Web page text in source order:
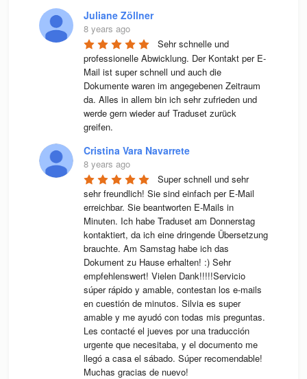
Juliane Zöllner
8 years ago
Sehr schnelle und
professionelle Abwicklung. Der Kontakt per E-
Mail ist super schnell und auch die
Dokumente waren im angegebenen Zeitraum
da. Alles in allem bin ich sehr zufrieden und
werde gern wieder auf Traduset zurück
greifen.
Cristina Vara Navarrete
8 years ago
Super schnell und sehr
sehr freundlich! Sie sind einfach per E-Mail
erreichbar. Sie beantworten E-Mails in
Minuten. Ich habe Traduset am Donnerstag
kontaktiert, da ich eine dringende Übersetzung
brauchte. Am Samstag habe ich das
Dokument zu Hause erhalten! :) Sehr
empfehlenswert! Vielen Dank!!!!!Servicio
súper rápido y amable, contestan los e-mails
en cuestión de minutos. Silvia es super
amable y me ayudó con todas mis preguntas.
Les contacté el jueves por una traducción
urgente que necesitaba, y el documento me
llegó a casa el sábado. Súper recomendable!
Muchas gracias de nuevo!